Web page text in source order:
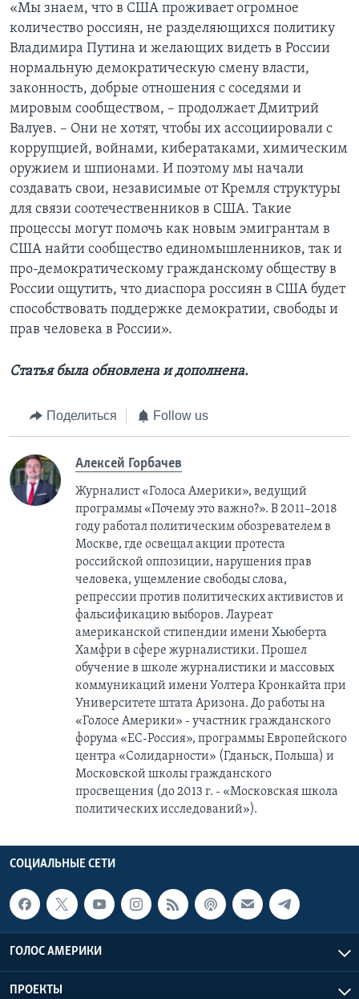
«Мы знаем, что в США проживает огромное
количество россиян, не разделяющихся политику
Владимира Путина и желающих видеть в России
нормальную демократическую смену власти,
законность, добрые отношения с соседями и
мировым сообществом, – продолжает Дмитрий
Валуев. – Они не хотят, чтобы их ассоциировали с
коррупцией, войнами, кибератаками, химическим
оружием и шпионами. И поэтому мы начали
создавать свои, независимые от Кремля структуры
для связи соотечественников в США. Такие
процессы могут помочь как новым эмигрантам в
США найти сообщество единомышленников, так и
про-демократическому гражданскому обществу в
России ощутить, что диаспора россиян в США будет
способствовать поддержке демократии, свободы и
прав человека в России».
Статья была обновлена и дополнена.
Поделиться Follow us
Алексей Горбачев
Журналист «Голоса Америки», ведущий
программы «Почему это важно?». В 2011–2018
году работал политическим обозревателем в
Москве, где освещал акции протеста
российской оппозиции, нарушения прав
человека, ущемление свободы слова,
репрессии против политических активистов и
фальсификацию выборов. Лауреат
американской стипендии имени Хьюберта
Хамфри в сфере журналистики. Прошел
обучение в школе журналистики и массовых
коммуникаций имени Уолтера Кронкайта при
Университете штата Аризона. До работы на
«Голосе Америки» - участник гражданского
форума «ЕС-Россия», программы Европейского
центра «Солидарности» (Гданьск, Польша) и
Московской школы гражданского
просвещения (до 2013 г. - «Московская школа
политических исследований»).
СОЦИАЛЬНЫЕ СЕТИ
ГОЛОС АМЕРИКИ
ПРОЕКТЫ